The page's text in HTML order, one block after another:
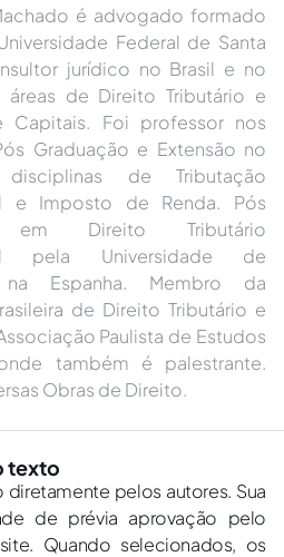
é advogado formado
Federal de Santa
jurídico no Brasil e no
áreas de Direito Tributário e
Capitais. Foi professor nos
Graduação e Extensão no
de Tributação
e Imposto de Renda. Pós
em Direito Tributário
pela Universidade de
na Espanha. Membro da
de Direito Tributário e
Paulista de Estudos
também é palestrante.
Obras de Direito.
texto
pelos autores. Sua
de prévia aprovação pelo
Quando selecionados, os